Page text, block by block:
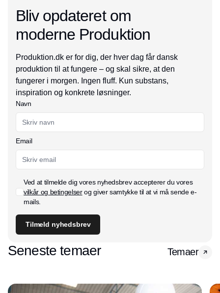
Bliv opdateret om
moderne Produktion
Produktion.dk er for dig, der hver dag får dansk
produktion til at fungere – og skal sikre, at den
fungerer i morgen. Ingen fluff. Kun substans,
inspiration og konkrete løsninger.
Navn
Email
Ved at tilmelde dig vores nyhedsbrev accepterer du vores
vilkår og betingelserog giver samtykke til at vi må sende e-
mails.
Tilmeld nyhedsbrev
Seneste temaer Temaer